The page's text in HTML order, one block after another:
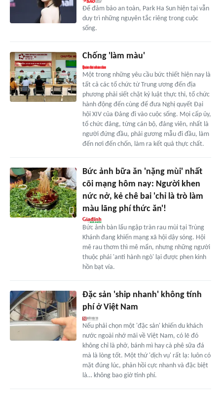
Để đảm bảo an toàn, Park Ha Sun hiện tại vẫn
duy trì những nguyên tắc riêng trong cuộc
sống.
Chống 'làm màu'
Một trong những yêu cầu bức thiết hiện nay là
tất cả các tổ chức từ Trung ương đến địa
phương phải siết chặt kỷ luật thực thi, tổ chức
hành động đến cùng để đưa Nghị quyết Đại
hội XIV của Đảng đi vào cuộc sống. Mọi cấp ủy,
tổ chức đảng, từng cán bộ, đảng viên, nhất là
người đứng đầu, phải gương mẫu đi đầu, làm
đến nơi đến chốn, làm ra kết quả thực chất.
Bức ảnh bữa ăn 'nặng mùi' nhất
cõi mạng hôm nay: Người khen
nức nở, kẻ chê bai 'chỉ là trò làm
màu lãng phí thức ăn'!
Bức ảnh bàn lẩu ngập tràn rau mùi tại Trùng
Khánh đang khiến mạng xã hội dậy sóng. Hội
mê rau thơm thì mê mẩn, nhưng những người
thuộc phái 'anti hành ngò' lại được phen kinh
hồn bạt vía.
Đặc sản 'ship nhanh' không tính
phí ở Việt Nam
Nếu phải chọn một 'đặc sản' khiến du khách
nước ngoài nhớ mãi về Việt Nam, có lẽ đó
không chỉ là phở, bánh mì hay cà phê sữa đá
mà là lòng tốt. Một thứ 'dịch vụ' rất lạ: luôn có
mặt đúng lúc, phản hồi cực nhanh và đặc biệt
là… không bao giờ tính phí.